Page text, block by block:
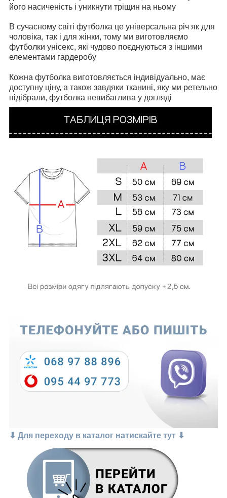
його насиченість і уникнути тріщин на ньому
В сучасному світі футболка це універсальна річ як для
чоловіка, так і для жінки, тому ми виготовляємо
футболки унісекс, які чудово поєднуються з іншими
елементами гардеробу
Кожна футболка виготовляється індивідуально, має
доступну ціну, а також завдяки тканині, яку ми ретельно
підібрали, футболка невибаглива у догляді
⬇ Для переходу в каталог натискайте тут ⬇